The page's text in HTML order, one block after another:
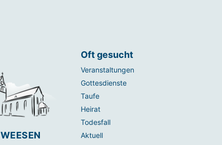
WEESEN
Oft gesucht
Veranstaltungen
Gottesdienste
Taufe
Heirat
Todesfall
Aktuell